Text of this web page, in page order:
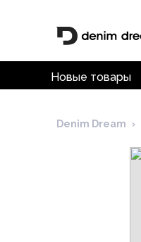
Новые товары
Denim Dream ›